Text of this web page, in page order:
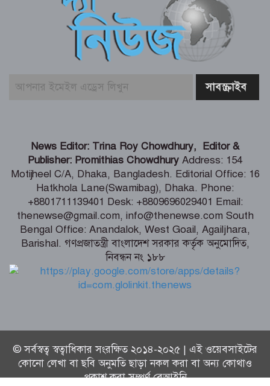
মশা দমনে ওলবাকিয়া পদ্ধতি, যুক্তরাষ্ট্রে নতুন
পদ্ধতির প্রয়োগ
আগস্টে বঙ্গোপসাগরে নিম্নচাপ, হতে পারে
পদ্মশ্রীপ্রাপ্ত যোগগুরু স্বামী শিবানন্দের
আবির্ভাব দিবস আজ
আজ শনিবার (৮ আগস্ট) সকালেই রাশিফল
ও গ্রহদোষ প্রতিকারের উপায়
আজ ৮ আগস্ট (শনিবার) পঞ্জিকা ও
ইতিহাসের এইদিনে
News Editor: Trina Roy Chowdhury, Editor &
Publisher: Promithias Chowdhury Address: 154
Motijheel C/A, Dhaka, Bangladesh. Editorial Office: 16
Hatkhola Lane(Swamibag), Dhaka. Phone:
+8801711139401 Desk: +8809696029401 Email:
thenewse@gmail.com, info@thenewse.com South
Bengal Office: Anandalok, West Goail, Agailjhara,
Barishal. গণপ্রজাতন্ত্রী বাংলাদেশ সরকার কর্তৃক অনুমোদিত,
নিবন্ধন নং ১৮৮
© সর্বস্বত্ব স্বত্বাধিকার সংরক্ষিত ২০১৪-২০২৫ | এই ওয়েবসাইটের
কোনো লেখা বা ছবি অনুমতি ছাড়া নকল করা বা অন্য কোথাও
প্রকাশ করা সম্পূর্ণ বেআইনি